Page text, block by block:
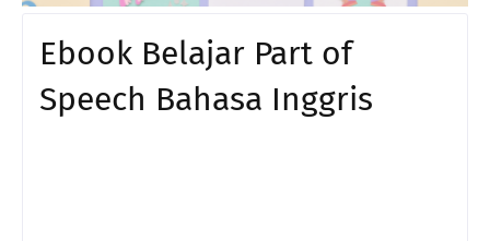
Ebook Belajar Part of
Speech Bahasa Inggris